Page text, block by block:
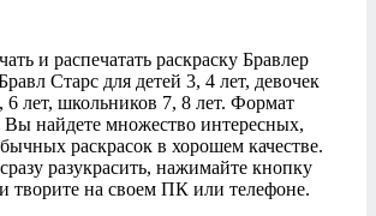
и распечатать раскраску Бравлер
Старс для детей 3, 4 лет, девочек
6 лет, школьников 7, 8 лет. Формат
Вы найдете множество интересных,
раскрасок в хорошем качестве.
разукрасить, нажимайте кнопку
творите на своем ПК или телефоне.